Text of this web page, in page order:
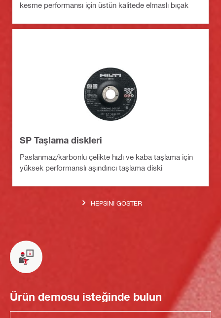
kesme performansı için üstün kalitede elmaslı bıçak
SP Taşlama diskleri
Paslanmaz/karbonlu çelikte hızlı ve kaba taşlama için
yüksek performanslı aşındırıcı taşlama diski
HEPSINI GÖSTER
Ürün demosu isteğinde bulun